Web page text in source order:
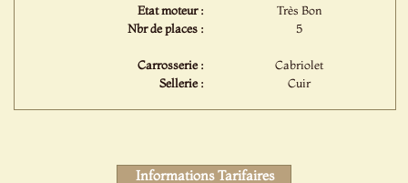
Etat moteur :
Très Bon
Nbr de places :
5
Carrosserie :
Cabriolet
Sellerie :
Cuir
Informations Tarifaires